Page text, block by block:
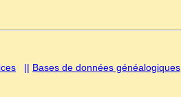
|| Bases de données généalogiques